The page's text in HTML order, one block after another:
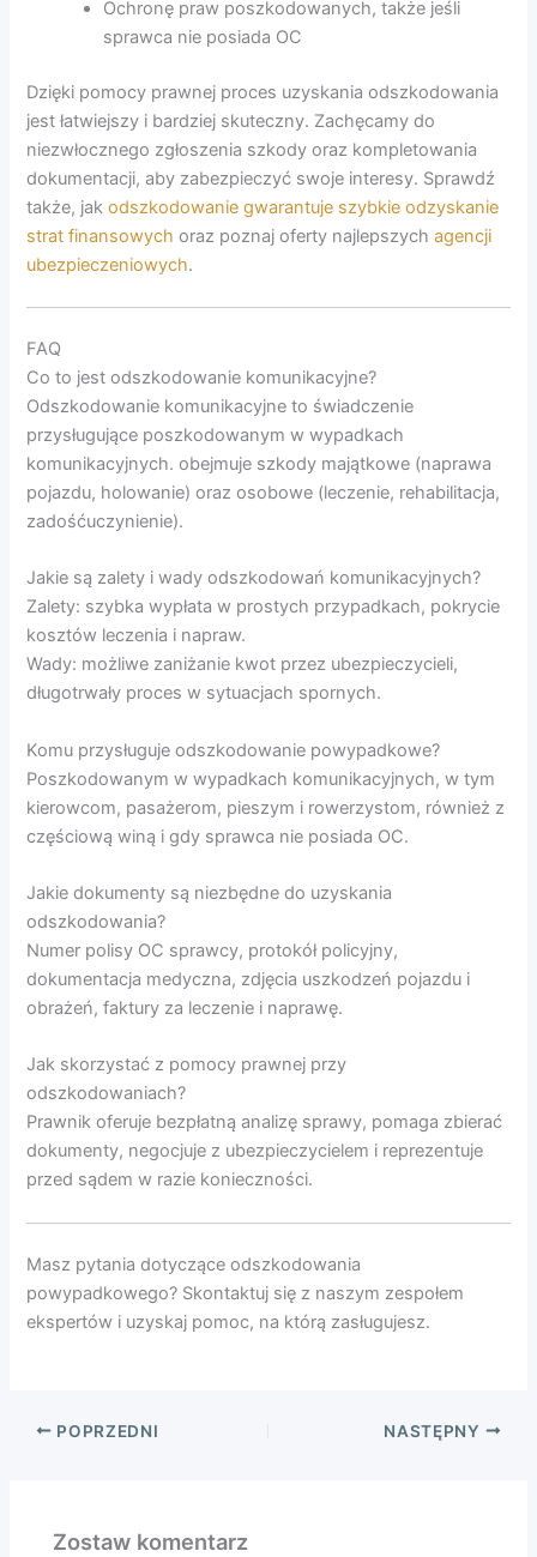
Ochronę praw poszkodowanych, także jeśli
sprawca nie posiada OC
Dzięki pomocy prawnej proces uzyskania odszkodowania
jest łatwiejszy i bardziej skuteczny. Zachęcamy do
niezwłocznego zgłoszenia szkody oraz kompletowania
dokumentacji, aby zabezpieczyć swoje interesy. Sprawdź
także, jakodszkodowanie gwarantuje szybkie odzyskanie
strat finansowych oraz poznaj oferty najlepszychagencji
ubezpieczeniowych.
FAQ
Co to jest odszkodowanie komunikacyjne?
Odszkodowanie komunikacyjne to świadczenie
przysługujące poszkodowanym w wypadkach
komunikacyjnych. obejmuje szkody majątkowe (naprawa
pojazdu, holowanie) oraz osobowe (leczenie, rehabilitacja,
zadośćuczynienie).
Jakie są zalety i wady odszkodowań komunikacyjnych?
Zalety: szybka wypłata w prostych przypadkach, pokrycie
kosztów leczenia i napraw.
Wady: możliwe zaniżanie kwot przez ubezpieczycieli,
długotrwały proces w sytuacjach spornych.
Komu przysługuje odszkodowanie powypadkowe?
Poszkodowanym w wypadkach komunikacyjnych, w tym
kierowcom, pasażerom, pieszym i rowerzystom, również z
częściową winą i gdy sprawca nie posiada OC.
Jakie dokumenty są niezbędne do uzyskania
odszkodowania?
Numer polisy OC sprawcy, protokół policyjny,
dokumentacja medyczna, zdjęcia uszkodzeń pojazdu i
obrażeń, faktury za leczenie i naprawę.
Jak skorzystać z pomocy prawnej przy
odszkodowaniach?
Prawnik oferuje bezpłatną analizę sprawy, pomaga zbierać
dokumenty, negocjuje z ubezpieczycielem i reprezentuje
przed sądem w razie konieczności.
Masz pytania dotyczące odszkodowania
powypadkowego? Skontaktuj się z naszym zespołem
ekspertów i uzyskaj pomoc, na którą zasługujesz.
POPRZEDNI NASTĘPNY
Zostaw komentarz